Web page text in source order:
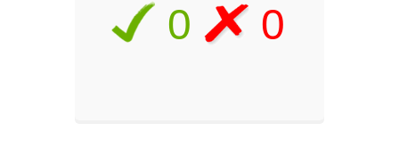
0 0